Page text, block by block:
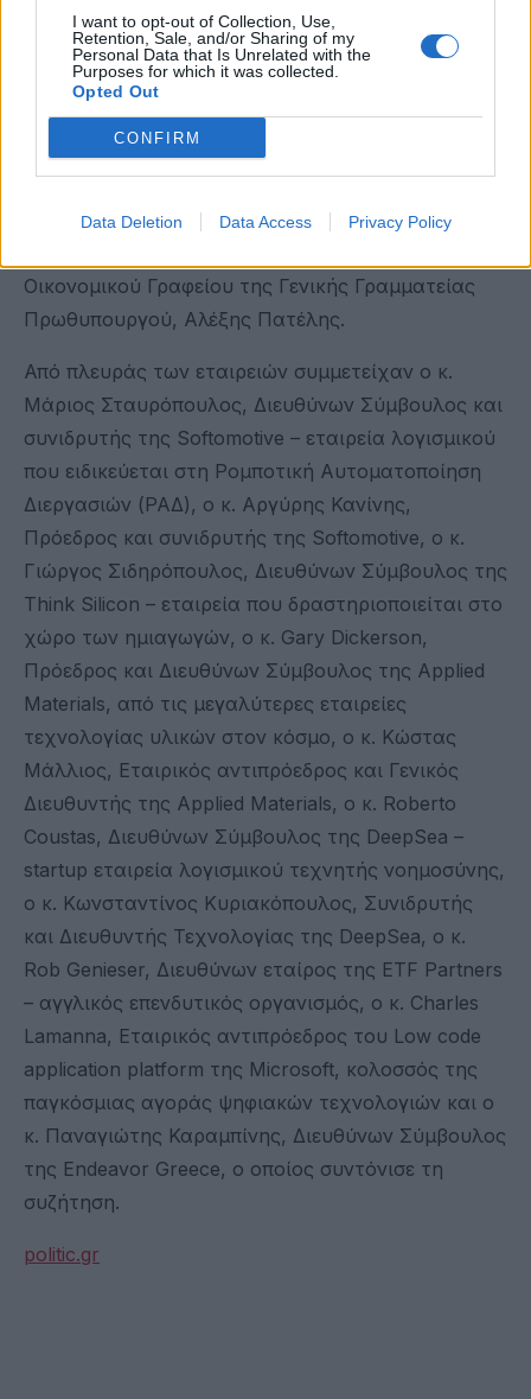
I want to opt-out of Collection, Use,
Retention, Sale, and/or Sharing of my
Personal Data that Is Unrelated with the
Purposes for which it was collected.
Opted Out
CONFIRM
Data Deletion Data Access Privacy Policy
Επενδύσεων, αρμόδιος για τις Δημόσιες
Επενδύσεις και το Εταιρικό Σύμφωνο για το
πλαίσιο Ανάπτυξης, Γιάννης Τσακίρης, ο
Υφυπουργός Ανάπτυξης & Επενδύσεων, αρμόδιος
για την Έρευνα και Τεχνολογία, Χρίστος Δήμας, ο
για τον συντονισμό του Κυβερνητικού Έργου,
Οικονομικού Γραφείου της Γενικής Γραμματείας
Πρωθυπουργού, Αλέξης Πατέλης.
Από πλευράς των εταιρειών συμμετείχαν ο κ.
Μάριος Σταυρόπουλος, Διευθύνων Σύμβουλος και
συνιδρυτής της Softomotive – εταιρεία λογισμικού
που ειδικεύεται στη Ρομποτική Αυτοματοποίηση
Διεργασιών (ΡΑΔ), ο κ. Αργύρης Κανίνης,
Πρόεδρος και συνιδρυτής της Softomotive, ο κ.
Γιώργος Σιδηρόπουλος, Διευθύνων Σύμβουλος της
Think Silicon – εταιρεία που δραστηριοποιείται στο
χώρο των ημιαγωγών, ο κ. Gary Dickerson,
Πρόεδρος και Διευθύνων Σύμβουλος της Applied
Materials, από τις μεγαλύτερες εταιρείες
τεχνολογίας υλικών στον κόσμο, ο κ. Κώστας
Μάλλιος, Εταιρικός αντιπρόεδρος και Γενικός
Διευθυντής της Applied Materials, ο κ. Roberto
Coustas, Διευθύνων Σύμβουλος της DeepSea –
startup εταιρεία λογισμικού τεχνητής νοημοσύνης,
ο κ. Κωνσταντίνος Κυριακόπουλος, Συνιδρυτής
και Διευθυντής Τεχνολογίας της DeepSea, ο κ.
Rob Genieser, Διευθύνων εταίρος της ETF Partners
– αγγλικός επενδυτικός οργανισμός, ο κ. Charles
Lamanna, Εταιρικός αντιπρόεδρος του Low code
application platform της Microsoft, κολοσσός της
παγκόσμιας αγοράς ψηφιακών τεχνολογιών και ο
κ. Παναγιώτης Καραμπίνης, Διευθύνων Σύμβουλος
της Endeavor Greece, o οποίος συντόνισε τη
συζήτηση.
politic.gr